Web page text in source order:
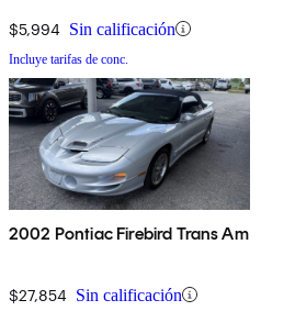
$5,994 Sin calificación
Incluye tarifas de conc.
2002 Pontiac Firebird Trans Am
$27,854 Sin calificación